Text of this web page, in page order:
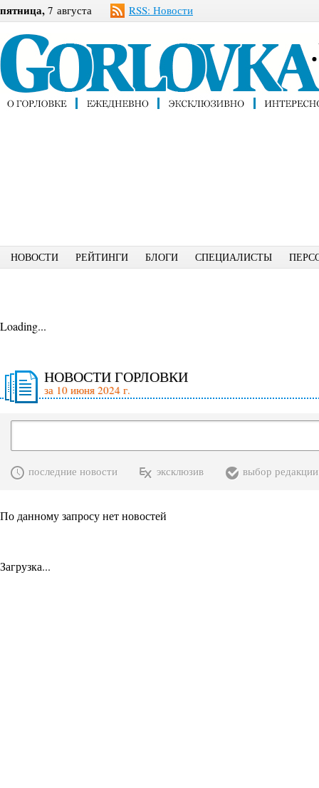
пятница, 7 августа RSS: Новости
НОВОСТИ РЕЙТИНГИ БЛОГИ СПЕЦИАЛИСТЫ
Loading...
НОВОСТИ ГОРЛОВКИ
за 10 июня 2024 г.
последние новости эксклюзив выбор редакции
По данному запросу нет новостей
Загрузка...